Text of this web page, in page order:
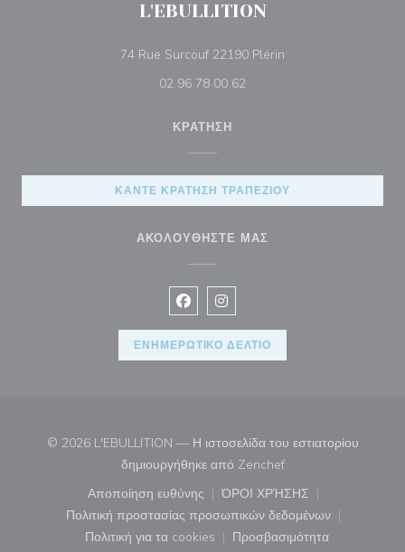
L'EBULLITION
74 Rue Surcouf 22190 Plérin
02 96 78 00 62
ΚΡΆΤΗΣΗ
ΚΆΝΤΕ ΚΡΆΤΗΣΗ ΤΡΑΠΕΖΙΟΎ
ΑΚΟΛΟΥΘΉΣΤΕ ΜΑΣ
Facebook ((ανοίγει σε νέο
Instagram ((ανοίγει σε νέο
ΕΝΗΜΕΡΩΤΙΚΌ ΔΕΛΤΊΟ
© 2026 L'EBULLITION — Η ιστοσελίδα του εστιατορίου
δημιουργήθηκε από Zenchef((ανοίγει σε νέο
Αποποίηση ευθύνης
((ανοίγει σε νέο παράθυρο))
ΌΡΟΙ ΧΡΉΣΗΣ
((ανοίγει σε νέο
Πολιτική προστασίας προσωπικών δεδομένων
((ανοίγει σε νέο παράθυρο))
Πολιτική για τα cookies
((ανοίγει σε νέο παράθυρο))
Προσβασιμότητα
((ανοίγει σε νέο